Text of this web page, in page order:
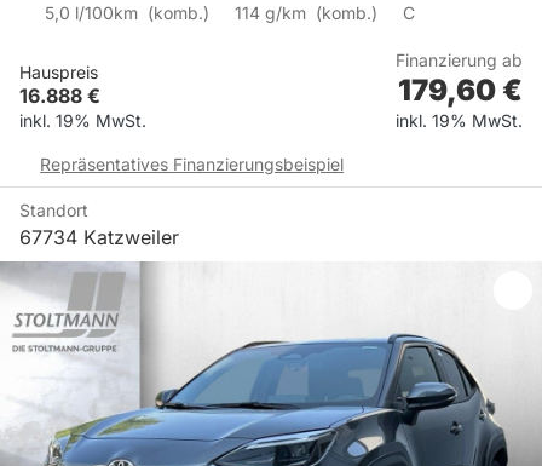
5,0 l/100km (komb.) 114 g/km (komb.) C
Hauspreis
16.888 €
inkl. 19% MwSt.
Finanzierung ab
179,60 €
inkl. 19% MwSt.
Repräsentatives Finanzierungsbeispiel
Standort
67734 Katzweiler